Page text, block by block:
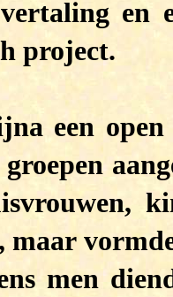
en
project.
een
maar
men